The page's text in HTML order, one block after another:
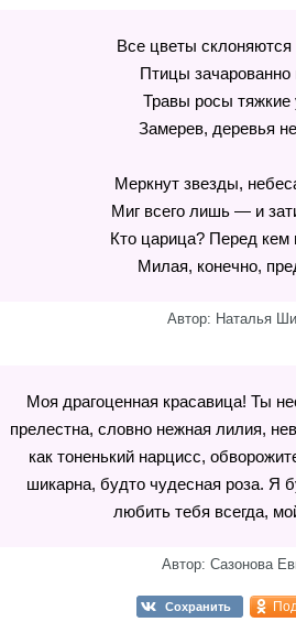
Все цветы склоняются
Птицы зачарованно
Травы росы тяжкие
Замерев, деревья
Меркнут звезды,
Миг всего лишь — и
Кто царица? Перед кем
Милая, конечно,
Автор: Наталья
Моя драгоценная красавица! Ты
прелестна, словно нежная лилия,
как тоненький нарцисс,
шикарна, будто чудесная роза. Я
любить тебя всегда,
Автор: Сазонова
Сохранить